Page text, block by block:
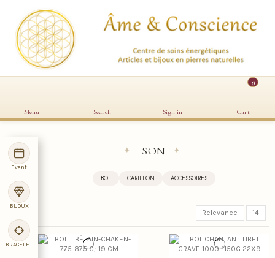
Menu Search Sign in
0
Cart
Event
BIJOUX
BRACELET
✦ SON ✦
BOL CARILLON ACCESSOIRES
Relevance 14